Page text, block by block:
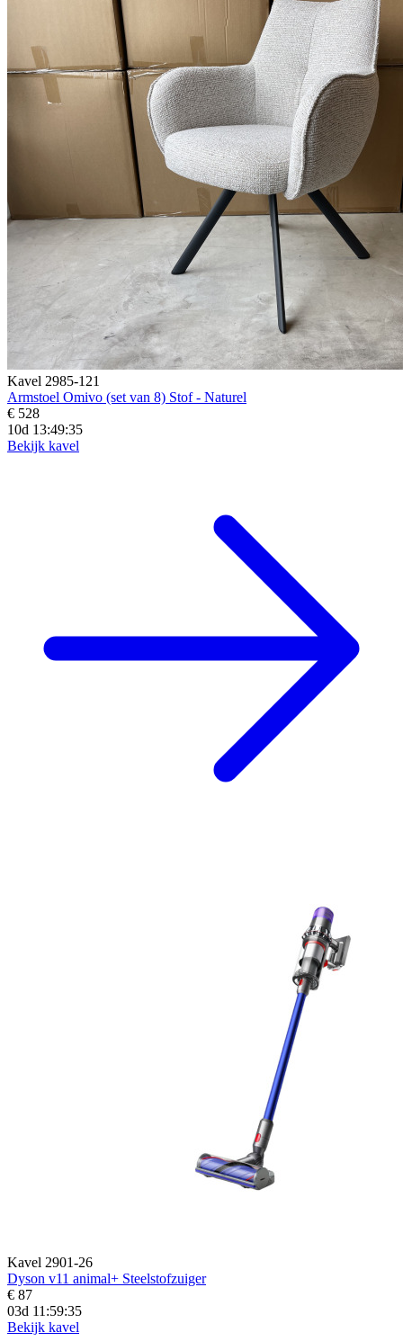
Kavel 2985-121
Armstoel Omivo (set van 8) Stof - Naturel
€ 528
10d 13:49:33
Bekijk kavel
Kavel 2901-26
Dyson v11 animal+ Steelstofzuiger
€ 87
03d 11:59:33
Bekijk kavel